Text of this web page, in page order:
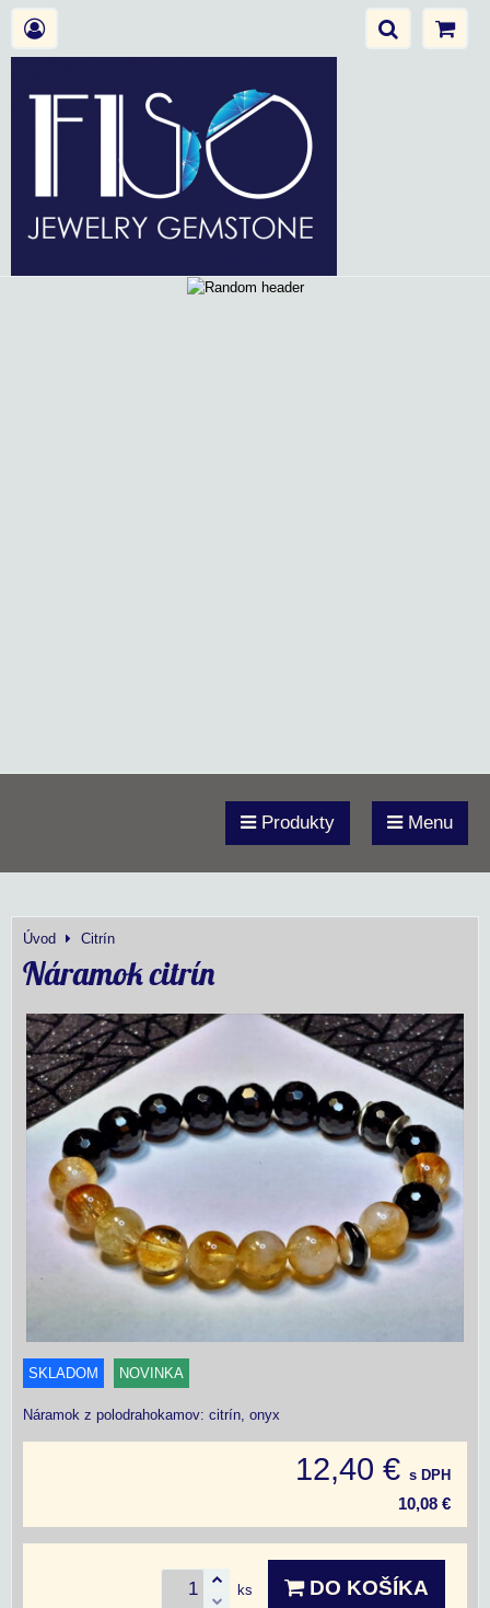
Produkty Menu
Úvod Citrín
Náramok citrín
SKLADOM NOVINKA
Náramok z polodrahokamov: citrín, onyx
12,40 € s DPH
10,08 €
ks DO KOŠÍKA